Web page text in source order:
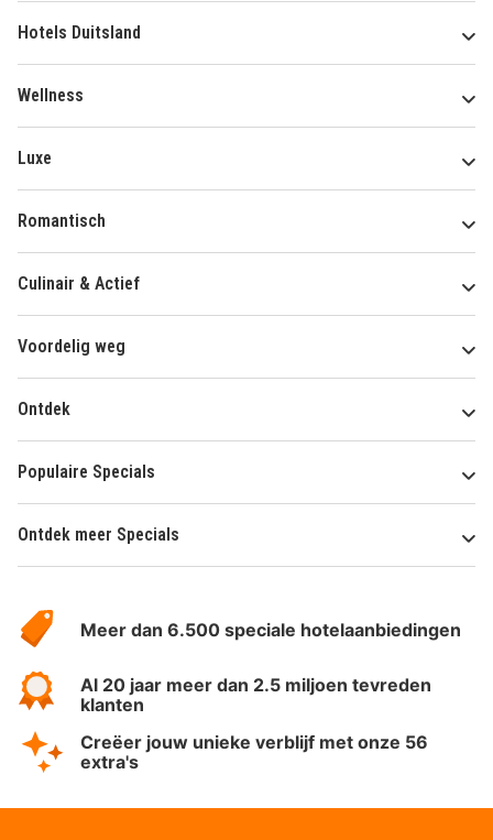
Hotels Duitsland
Wellness
Luxe
Romantisch
Culinair & Actief
Voordelig weg
Ontdek
Populaire Specials
Ontdek meer Specials
HotelSpecials
Meer dan 6.500 speciale hotelaanbiedingen
Al 20 jaar meer dan 2.5 miljoen tevreden
klanten
Creëer jouw unieke verblijf met onze 56
extra's